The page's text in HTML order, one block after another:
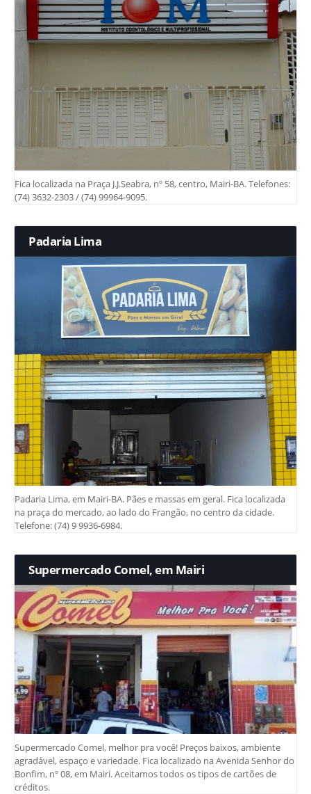
Fica localizada na Praça J.J.Seabra, nº 58, centro, Mairi-BA. Telefones:
(74) 3632-2303 / (74) 99964-9095.
Padaria Lima
Padaria Lima, em Mairi-BA. Pães e massas em geral. Fica localizada
na praça do mercado, ao lado do Frangão, no centro da cidade.
Telefone: (74) 9 9936-6984.
Supermercado Comel, em Mairi
Supermercado Comel, melhor pra você! Preços baixos, ambiente
agradável, espaço e variedade. Fica localizado na Avenida Senhor do
Bonfim, nº 08, em Mairi. Aceitamos todos os tipos de cartões de
créditos.